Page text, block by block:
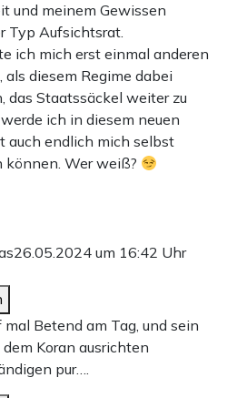
und meinem Gewissen
Typ Aufsichtsrat.
ich mich erst einmal anderen
diesem Regime dabei
das Staatssäckel weiter zu
ich in diesem neuen
auch endlich mich selbst
Wer weiß?
26.05.2024 um 16:42 Uhr
Betend am Tag, und sein
Koran ausrichten
pur….